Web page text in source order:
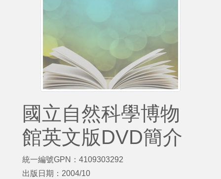
國立自然科學博物
館英文版DVD簡介
統一編號GPN：4109303292
出版日期：2004/10